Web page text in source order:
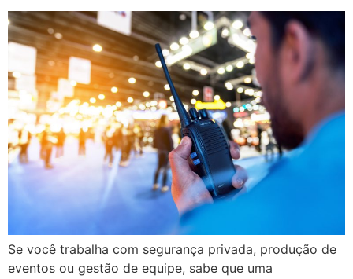
Se você trabalha com segurança privada, produção de
eventos ou gestão de equipe, sabe que uma